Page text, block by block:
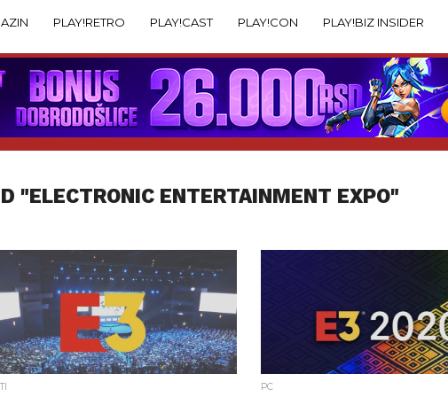
PLAY!RETRO PLAY!CAST PLAY!CON PLAY!BIZ INSIDER
"ELECTRONIC ENTERTAINMENT EXPO"
PC